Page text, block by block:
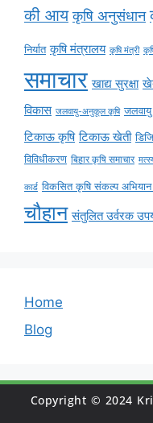
की आय कृषि अनुसंधान
निर्यात कृषि मंत्रालय कृषि मंत्री
समाचार खाद्य सुरक्षा
विकास जलवायु-अनुकूल कृषि जलवायु
टिकाऊ कृषि टिकाऊ खेती
विविधीकरण बिहार कृषि समाचार
कार्ड विकसित कृषि संकल्प
चौहान संतुलित उर्वरक
Home
Blog
Copyright © 2024